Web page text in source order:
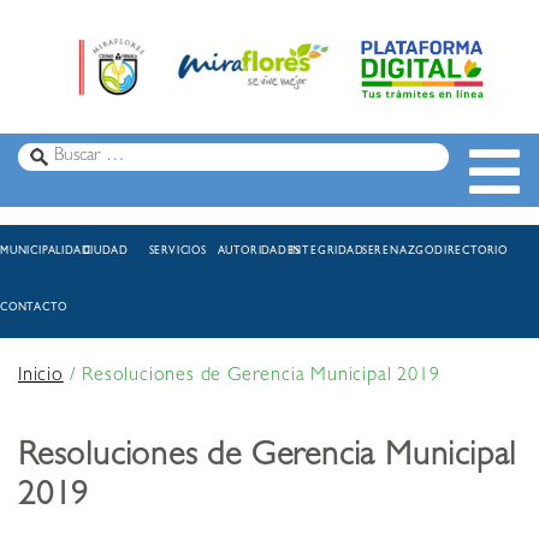
MUNICIPALIDADCIUDAD SERVICIOS AUTORIDADESINTEGRIDADSERENAZGODIRECTORIO
CONTACTO
Inicio/ Resoluciones de Gerencia Municipal 2019
Resoluciones de Gerencia Municipal
2019